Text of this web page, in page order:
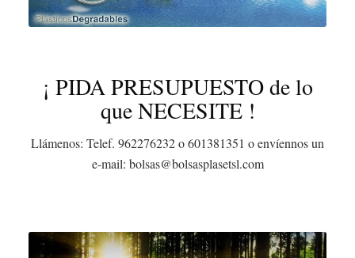
¡ PIDA PRESUPUESTO de lo
que NECESITE !
Llámenos: Telef. 962276232 o 601381351 o envíennos un
e-mail: bolsas@bolsasplasetsl.com